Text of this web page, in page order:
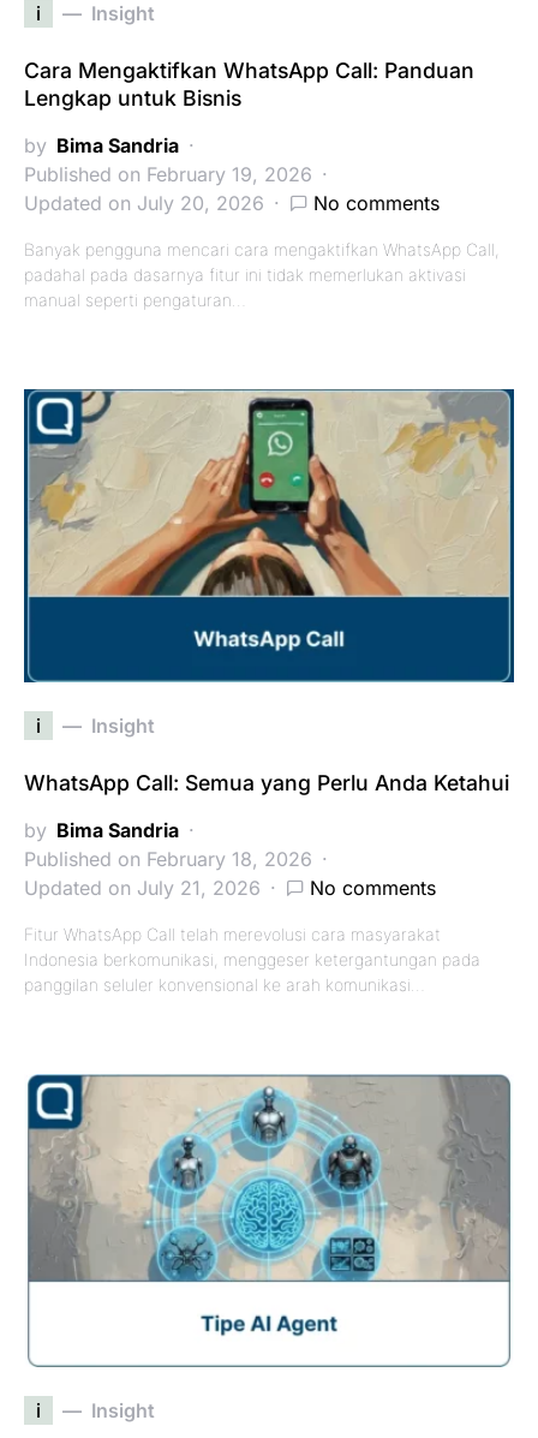
i Insight
Cara Mengaktifkan WhatsApp Call: Panduan
Lengkap untuk Bisnis
by Bima Sandria
Published on February 19, 2026
Updated on July 20, 2026
No comments
Banyak pengguna mencari cara mengaktifkan WhatsApp Call,
padahal pada dasarnya fitur ini tidak memerlukan aktivasi
manual seperti pengaturan…
i Insight
WhatsApp Call: Semua yang Perlu Anda Ketahui
by Bima Sandria
Published on February 18, 2026
Updated on July 21, 2026
No comments
Fitur WhatsApp Call telah merevolusi cara masyarakat
Indonesia berkomunikasi, menggeser ketergantungan pada
panggilan seluler konvensional ke arah komunikasi…
i Insight